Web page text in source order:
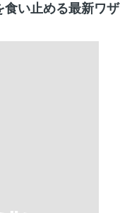
い止める最新ワザ